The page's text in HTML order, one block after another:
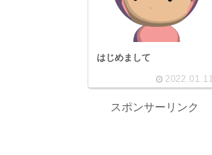
はじめまして
2022.01.11
スポンサーリンク